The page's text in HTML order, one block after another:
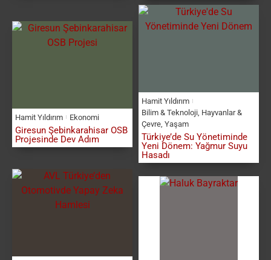
Hamit Yıldırım Ekonomi
Giresun Şebinkarahisar OSB
Projesinde Dev Adım
Hamit Yıldırım
Bilim & Teknoloji, Hayvanlar &
Çevre, Yaşam
Türkiye’de Su Yönetiminde
Yeni Dönem: Yağmur Suyu
Hasadı